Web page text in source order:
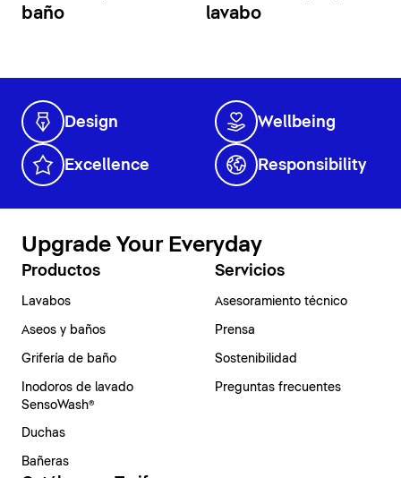
baño
lavabo
Design Wellbeing
Excellence Responsibility
Upgrade Your Everyday
Productos
Lavabos
Aseos y baños
Grifería de baño
Inodoros de lavado
SensoWash®
Duchas
Bañeras
Servicios
Asesoramiento técnico
Prensa
Sostenibilidad
Preguntas frecuentes